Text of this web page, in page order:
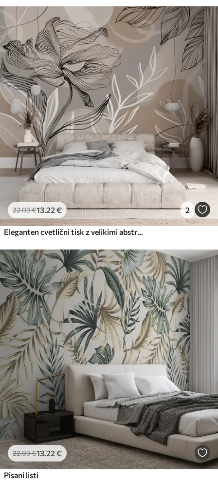
22.03€13.22 € 2
Eleganten cvetlični tisk z velikimi abstraktnimi linijskimi cvetovi in listi v odtenkih sive in bež barve na svetlem ozadju
22.03€13.22 €
Pisani listi